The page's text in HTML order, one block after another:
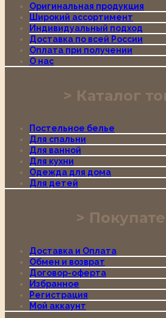
Оригинальная продукция
Широкий ассортимент
Индивидуальный подход
Доставка по всей России
Оплата при получении
О нас
Каталог
Постельное белье
Для спальни
Для ванной
Для кухни
Одежда для дома
Для детей
Доставка и Оплата
Обмен и возврат
Договор-оферта
Избранное
Регистрация
Мой аккаунт